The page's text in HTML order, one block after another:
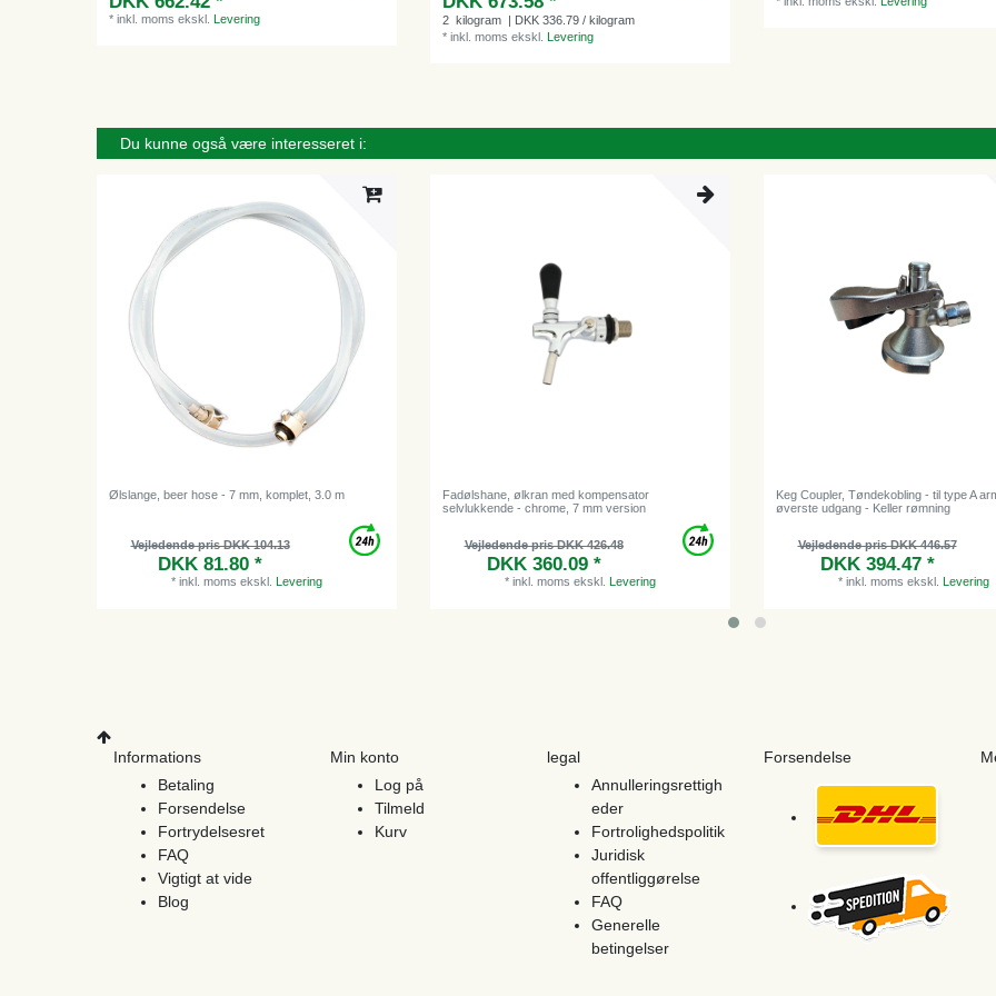
*inkl. moms ekskl.Levering 2 kilogram | DKK 336.79 / kilogram
*inkl. moms ekskl.Levering
Du kunne også være interesseret i:
Ølslange, beer hose - 7 mm, komplet, 3.0 m
Vejledende pris DKK 104.13
DKK 81.80 *
* inkl. moms ekskl. Levering
Fadølshane, ølkran med kompensator
selvlukkende - chrome, 7 mm version
Vejledende pris DKK 426.48
DKK 360.09 *
* inkl. moms ekskl. Levering
Keg Coupler, Tøndekobling - til type A
øverste udgang - Keller rømning
Vejledende pris DKK 446.57
DKK 394.47 *
* inkl. moms ekskl. Levering
Informations
Betaling
Forsendelse
Fortrydelsesret
FAQ
Vigtigt at vide
Blog
Min konto
Log på
Tilmeld
Kurv
legal
Annulleringsrettigh
eder
Fortrolighedspolitik
Juridisk
offentliggørelse
FAQ
Generelle
betingelser
Forsendelse